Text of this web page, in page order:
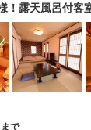
！露天風呂付客